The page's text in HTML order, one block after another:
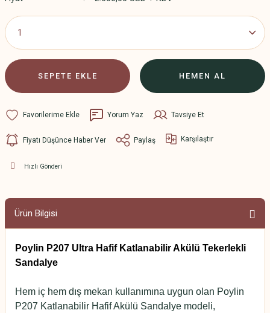
SEPETE EKLE HEMEN AL
Yorum Yaz Tavsiye Et
Fiyatı Düşünce Haber Ver Paylaş Karşılaştır
Hızlı Gönderi
Ürün Bilgisi
Poylin P207 Ultra Hafif Katlanabilir Akülü Tekerlekli
Sandalye
Hem iç hem dış mekan kullanımına uygun olan Poylin
P207 Katlanabilir Hafif Akülü Sandalye modeli,